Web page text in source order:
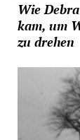
Wie
kam, um
zu drehen